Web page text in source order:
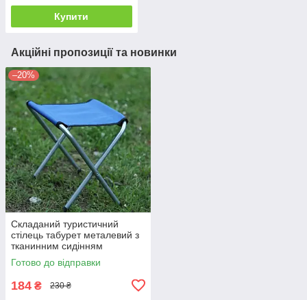
Купити
Акційні пропозиції та новинки
–20%
Складаний туристичний
стілець табурет металевий з
тканинним сидінням
Готово до відправки
184 ₴ 230 ₴